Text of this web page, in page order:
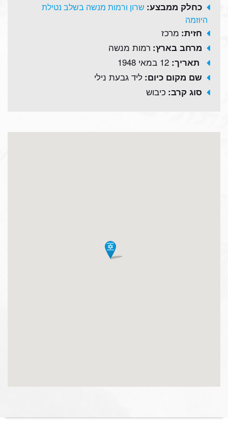
כחלק ממבצע: שרון ורמות מנשה בשלב נטילת
היוזמה
חזית: מרכז
מרחב בארץ: רמות מנשה
תאריך: 12 במאי 1948
שם מקום כיום: ליד גבעת נילי
סוג קרב: כיבוש